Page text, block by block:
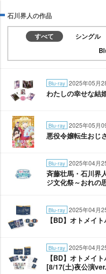
石川界人の作品
すべて シングル
Blu-ray 2025年05月
わたしの幸せな結
Blu-ray 2025年05月
悪役令嬢転生おじ
Blu-ray 2025年04月
斉藤壮馬・石川界
ジ文化祭～おれの
Blu-ray 2025年04月
【BD】オトメイ
Blu-ray 2025年04月
【BD】オトメイ
[8/17(土)夜公演